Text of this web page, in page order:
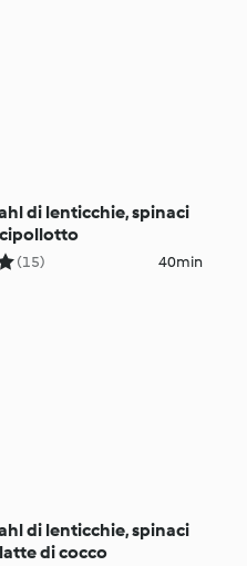
di lenticchie, spinaci
(15) 40min
di lenticchie, spinaci
di cocco